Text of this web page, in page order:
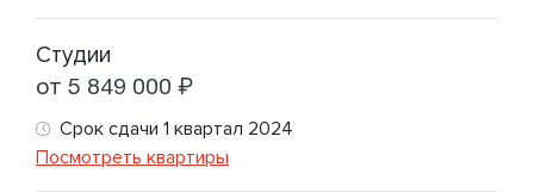
Студии
от 5 849 000 ₽
Срок сдачи 1 квартал 2024
Посмотреть квартиры